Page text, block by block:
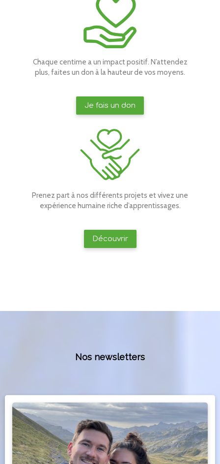
Chaque centime a un impact positif. N’attendez
plus, faites un don à la hauteur de vos moyens.
Je fais un don
Prenez part à nos différents projets et vivez une
expérience humaine riche d’apprentissages.
Découvrir
Nos newsletters